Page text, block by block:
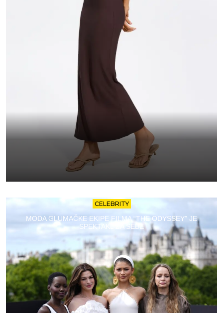
CELEBRITY
MODA GLUMAČKE EKIPE FILMA “THE ODYSSEY” JE
SPEKTAKL ZA SEBE